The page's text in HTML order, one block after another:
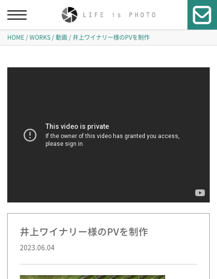
HOME WORKS 動画 井上ワイナリー様のPVを制作
井上ワイナリー様のPVを制作
2023.06.04